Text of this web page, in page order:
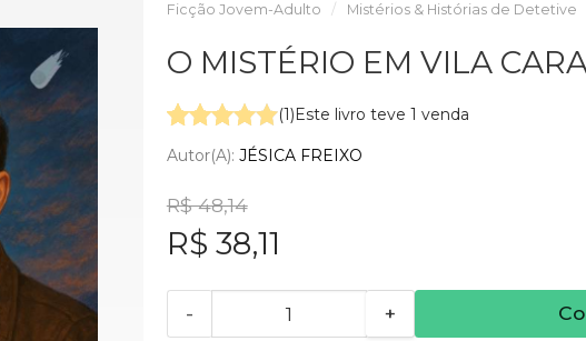
Ficção Jovem-Adulto Mistérios & Histórias de Detetive
O MISTÉRIO EM VILA
(1)Este livro teve 1 venda
Autor(a): JÉSICA FREIXO
R$ 48,14
R$ 38,11
- +